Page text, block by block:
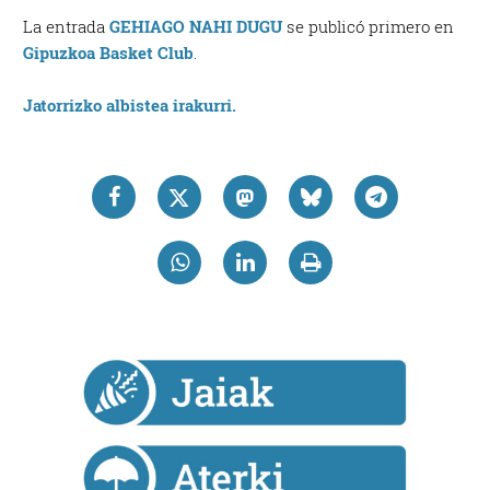
Lortu zure datu pertsonalak prozesatzeko moduari
buruzko informazio gehiago eta ezarri zure lehentasunak
zure baimena Cookieen adierazpenean.
fitxategiak erabiltzen ditu. Zure esperientzia eta
zerbitzuak hobetzeko asmoz, cookie teknologiaz
baliatzen gara. Ohar hau onartuz gero, teknologia hori
erabiltzeko baimen esplizitua ematen diguzu.
La entradaGEHIAGO NAHI DUGUse publicó primero en
Gipuzkoa Basket Club
Jatorrizko albistea irakurri.